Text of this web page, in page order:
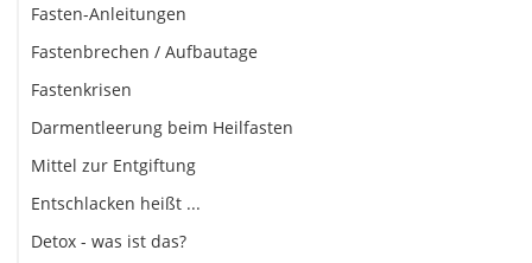
Fasten-Anleitungen
Fastenbrechen / Aufbautage
Fastenkrisen
Darmentleerung beim Heilfasten
Mittel zur Entgiftung
Entschlacken heißt ...
Detox - was ist das?